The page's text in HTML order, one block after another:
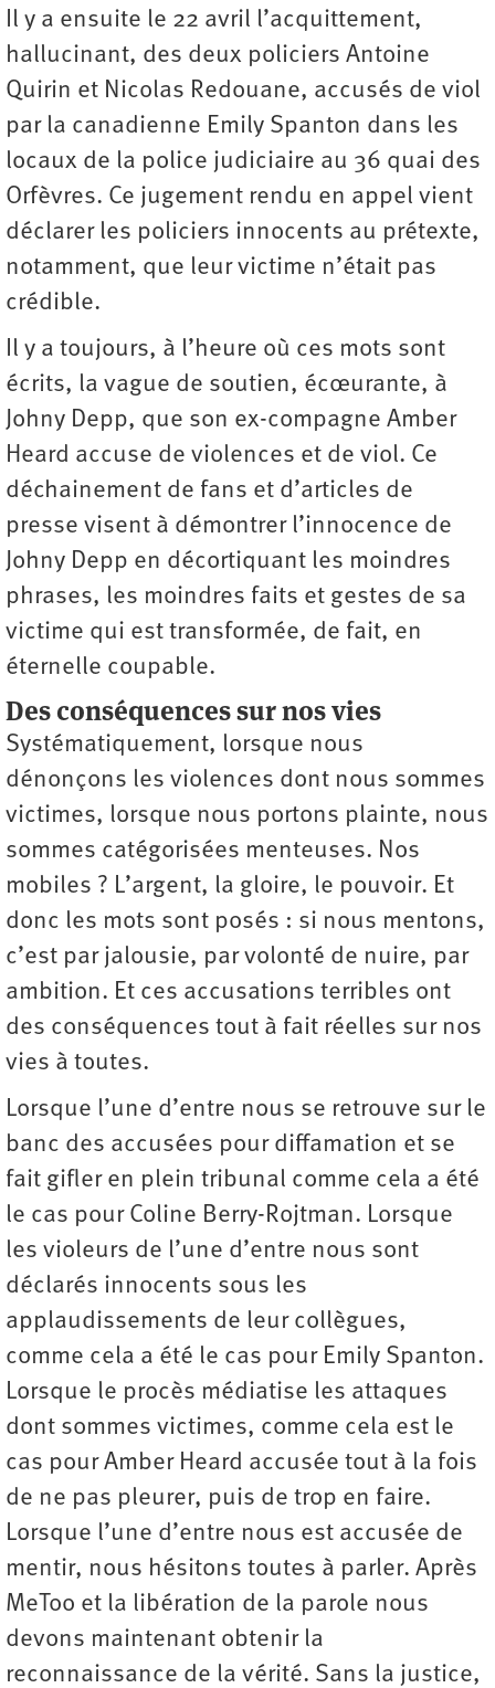
Il y a ensuite le 22 avril l’acquittement,
hallucinant, des deux policiers Antoine
Quirin et Nicolas Redouane, accusés de viol
par la canadienne Emily Spanton dans les
locaux de la police judiciaire au 36 quai des
Orfèvres. Ce jugement rendu en appel vient
déclarer les policiers innocents au prétexte,
notamment, que leur victime n’était pas
crédible.
Il y a toujours, à l’heure où ces mots sont
écrits, la vague de soutien, écœurante, à
Johny Depp, que son ex-compagne Amber
Heard accuse de violences et de viol. Ce
déchainement de fans et d’articles de
presse visent à démontrer l’innocence de
Johny Depp en décortiquant les moindres
phrases, les moindres faits et gestes de sa
victime qui est transformée, de fait, en
éternelle coupable.
Des conséquences sur nos vies
Systématiquement, lorsque nous
dénonçons les violences dont nous sommes
victimes, lorsque nous portons plainte, nous
sommes catégorisées menteuses. Nos
mobiles ? L’argent, la gloire, le pouvoir. Et
donc les mots sont posés : si nous mentons,
c’est par jalousie, par volonté de nuire, par
ambition. Et ces accusations terribles ont
des conséquences tout à fait réelles sur nos
vies à toutes.
Lorsque l’une d’entre nous se retrouve sur le
banc des accusées pour diffamation et se
fait gifler en plein tribunal comme cela a été
le cas pour Coline Berry-Rojtman. Lorsque
les violeurs de l’une d’entre nous sont
déclarés innocents sous les
applaudissements de leur collègues,
comme cela a été le cas pour Emily Spanton.
Lorsque le procès médiatise les attaques
dont sommes victimes, comme cela est le
cas pour Amber Heard accusée tout à la fois
de ne pas pleurer, puis de trop en faire.
Lorsque l’une d’entre nous est accusée de
mentir, nous hésitons toutes à parler. Après
MeToo et la libération de la parole nous
devons maintenant obtenir la
reconnaissance de la vérité. Sans la justice,